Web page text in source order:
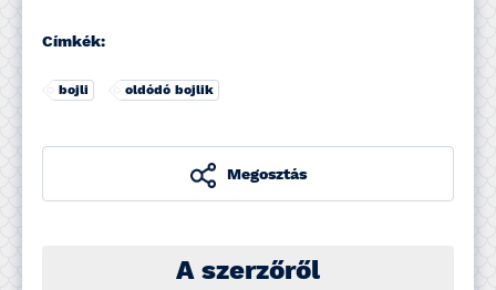
Címkék:
bojli oldódó bojlik
Megosztás
A szerzőről